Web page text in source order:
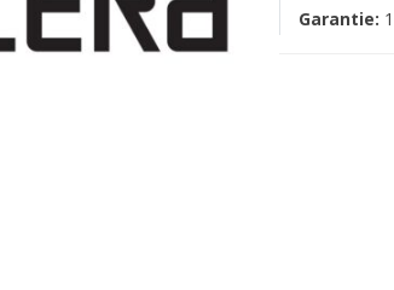
Garantie: